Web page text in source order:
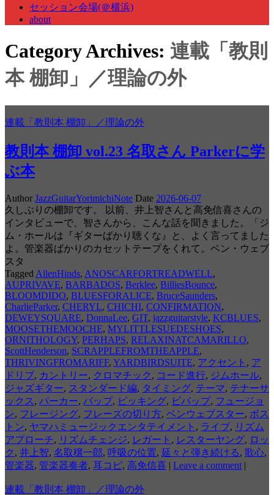
セッション会場(＠横浜)
about
Category Archives: 連載「教則
本 棚卸」／理論の外
連載「教則本 棚卸」／理論の外
教則本 棚卸 vol.23 名取さん Parkerに学
ぶ本
Author JazzGuitarYorimichiNote Date 2026-06-07
久しぶりの棚卸です。 以前、井上智さんと高免信喜さんの
インタビューで、智さんから、こんな話を聞きました。「ジ
ム・ホールは『ギターばかり聴くな』と、よく言ってました
よ。管楽器ばかりのカセットテープをくれて。ベン・ウェブ
スタ
Tagged AllenHinds, ANOSCARFORTREADWELL,
AUPRIVAVE, BARBADOS, Berklee, BilliesBounce,
BLOOMDIDO, BLUESFORALICE, BruceSaunders,
CharlieParker, CHERYL, CHICHI, CONFIRMATION,
DEWEYSQUARE, DonnaLee, GIT, jazzguitarstyle, KCBLUES,
MOOSETHEMOOCHE, MYLITTLESUEDESHOES,
ORNITHOLOGY, PERHAPS, RELAXINATCAMARILLO,
ScottHenderson, SCRAPPLEFROMTHEAPPLE,
THRIVINGFROMARIFF, YARDBIRDSUITE, アクセント , ア
ドリブ, カントリー, クロマチック , コード進行, ジムホール,
ジャズギター, スタンダード編, タイミング, テーマ, テナーサ
ックス , パーカー, バップ, ピッキング, ビバップ, フュージョ
ン, フレージング, フレーズの切り方, ベンウェブスター, ボス
トン, ヤマハミュージックエンタテイメント , ライブ, リズム
アプローチ, リズムチェンジ, レガート , レスターヤング, ロッ
ク , 井上智, 名取穣一郎, 呼吸の位置, 延々と弾き続ける, 歌心,
管楽器, 管楽器奏者, 耳コピ, 高免信喜 | Leave a comment |
連載「教則本 棚卸」／理論の外